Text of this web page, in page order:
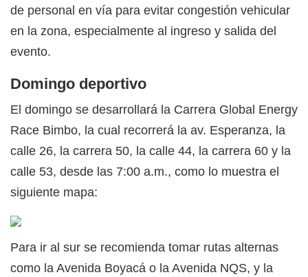
de personal en vía para evitar congestión vehicular
en la zona, especialmente al ingreso y salida del
evento.
Domingo deportivo
El domingo se desarrollará la Carrera Global Energy
Race Bimbo, la cual recorrerá la av. Esperanza, la
calle 26, la carrera 50, la calle 44, la carrera 60 y la
calle 53, desde las 7:00 a.m., como lo muestra el
siguiente mapa:
Para ir al sur se recomienda tomar rutas alternas
como la Avenida Boyacá o la Avenida NQS, y la